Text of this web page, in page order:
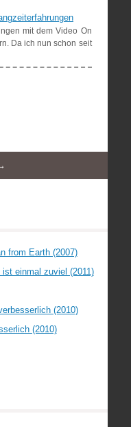
mit dem Video On
Da ich nun schon seit
from Earth (2007)
einmal zuviel (2011)
(2010)
(2010)